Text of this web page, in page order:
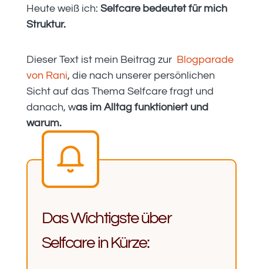
Heute weiß ich: Selfcare bedeutet für mich
Struktur.
Dieser Text ist mein Beitrag zur Blogparade
von Rani, die nach unserer persönlichen
Sicht auf das Thema Selfcare fragt und
danach, was im Alltag funktioniert und
warum.
Das Wichtigste über
Selfcare in Kürze: